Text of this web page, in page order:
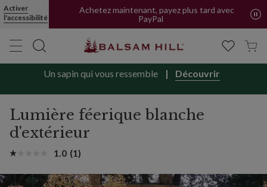
Activer
l'accessibilité
Achetez maintenant, payez plus tard avec
PayPal
Un sapin qui vous ressemble Découvrir
Lumière féerique blanche
d'extérieur
1.0 (1)